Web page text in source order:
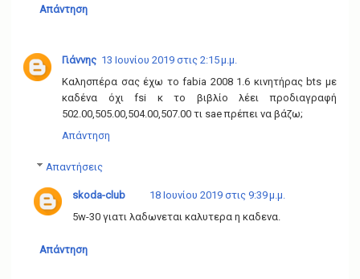
Απάντηση
Γιάννης 13 Ιουνίου 2019 στις 2:15 μ.μ.
Καλησπέρα σας έχω το fabia 2008 1.6 κινητήρας bts με
καδένα όχι fsi κ το βιβλίο λέει προδιαγραφή
502.00,505.00,504.00,507.00 τι sae πρέπει να βάζω;
Απάντηση
Απαντήσεις
skoda-club
18 Ιουνίου 2019 στις 9:39 μ.μ.
5w-30 γιατι λαδωνεται καλυτερα η καδενα.
Απάντηση